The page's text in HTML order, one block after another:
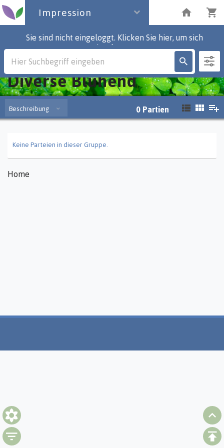
Impression
Sie sind nicht eingeloggt. Klicken Sie hier, um sich
einzuloggen.
Impression
Diverse Blühend
Beschreibung 0 Partien
Keine Parteien in dieser Gruppe.
Home